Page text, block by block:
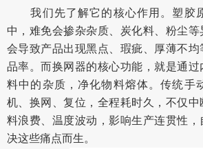
我们先了解它的核心作用。塑胶
中，难免会掺杂杂质、炭化料、粉尘等
会导致产品出现黑点、瑕疵、厚薄不均
品率。而换网器的核心功能，就是通
料中的杂质，净化物料熔体。传统手
机、换网、复位，全程耗时久，不仅
料浪费、温度波动，影响生产连贯性
决这些痛点而生。